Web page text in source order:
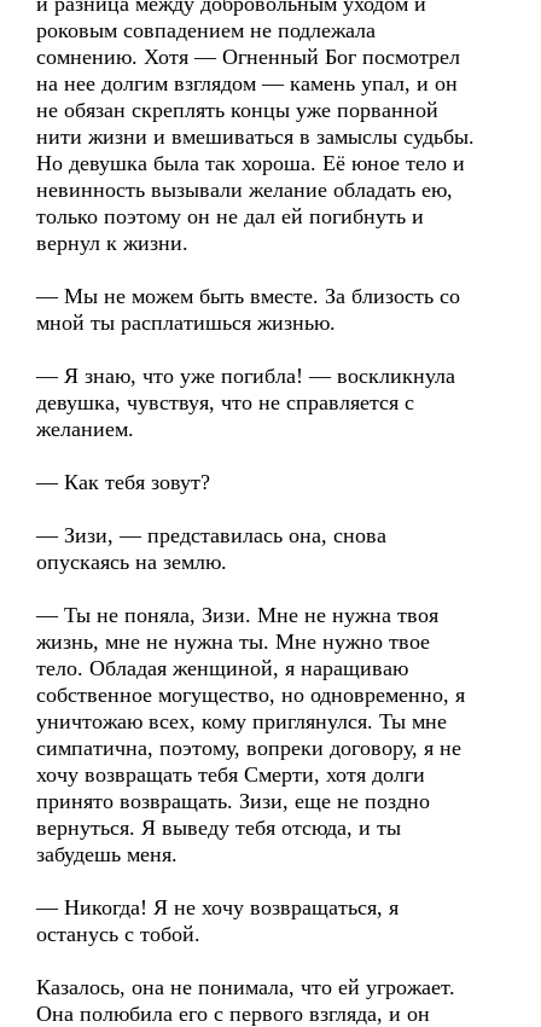
роковым совпадением не подлежала
сомнению. Хотя — Огненный Бог посмотрел
на нее долгим взглядом — камень упал, и он
не обязан скреплять концы уже порванной
нити жизни и вмешиваться в замыслы судьбы.
Но девушка была так хороша. Её юное тело и
невинность вызывали желание обладать ею,
только поэтому он не дал ей погибнуть и
вернул к жизни.
— Мы не можем быть вместе. За близость со
мной ты расплатишься жизнью.
— Я знаю, что уже погибла! — воскликнула
девушка, чувствуя, что не справляется с
желанием.
— Как тебя зовут?
— Зизи, — представилась она, снова
опускаясь на землю.
— Ты не поняла, Зизи. Мне не нужна твоя
жизнь, мне не нужна ты. Мне нужно твое
тело. Обладая женщиной, я наращиваю
собственное могущество, но одновременно, я
уничтожаю всех, кому приглянулся. Ты мне
симпатична, поэтому, вопреки договору, я не
хочу возвращать тебя Смерти, хотя долги
принято возвращать. Зизи, еще не поздно
вернуться. Я выведу тебя отсюда, и ты
забудешь меня.
— Никогда! Я не хочу возвращаться, я
останусь с тобой.
Казалось, она не понимала, что ей угрожает.
Она полюбила его с первого взгляда, и он